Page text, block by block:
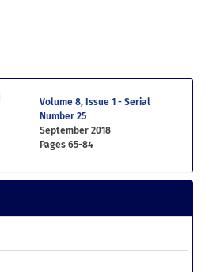
Volume 8, Issue 1 - Serial
Number 25
September 2018
Pages 65-84